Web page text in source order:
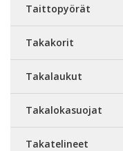
Taittopyörät
Takakorit
Takalaukut
Takalokasuojat
Takatelineet